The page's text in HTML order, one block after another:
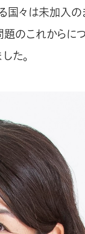
国々は未加入
のこれからに
た。